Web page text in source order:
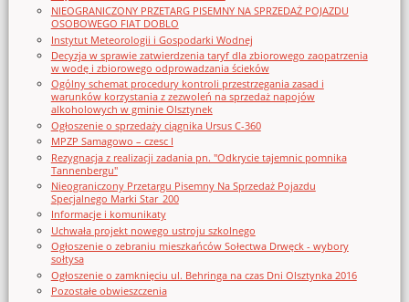
NIEOGRANICZONY PRZETARG PISEMNY NA SPRZEDAŻ POJAZDU
OSOBOWEGO FIAT DOBLO
Instytut Meteorologii i Gospodarki Wodnej
Decyzja w sprawie zatwierdzenia taryf dla zbiorowego zaopatrzenia
w wodę i zbiorowego odprowadzania ścieków
Ogólny schemat procedury kontroli przestrzegania zasad i
warunków korzystania z zezwoleń na sprzedaż napojów
alkoholowych w gminie Olsztynek
Ogłoszenie o sprzedaży ciągnika Ursus C-360
MPZP Samagowo – czesc I
Rezygnacja z realizacji zadania pn. "Odkrycie tajemnic pomnika
Tannenbergu"
Nieograniczony Przetargu Pisemny Na Sprzedaż Pojazdu
Specjalnego Marki Star_200
Informacje i komunikaty
Uchwała projekt nowego ustroju szkolnego
Ogłoszenie o zebraniu mieszkańców Sołectwa Drwęck - wybory
sołtysa
Ogłoszenie o zamknięciu ul. Behringa na czas Dni Olsztynka 2016
Pozostałe obwieszczenia